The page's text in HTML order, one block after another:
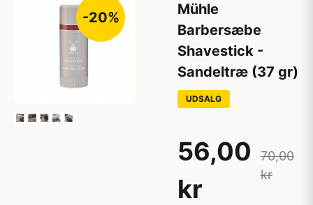
-20%
Mühle
Barbersæbe
Shavestick -
Sandeltræ (37 gr)
UDSALG
56,00
kr
70,00
kr